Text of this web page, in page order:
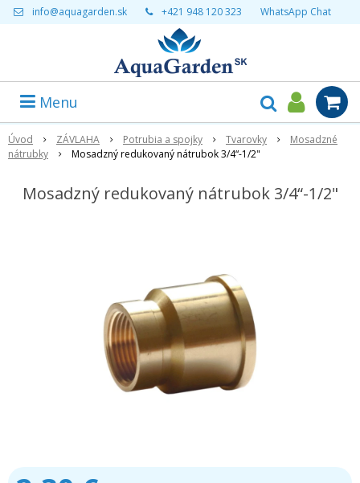
info@aquagarden.sk +421 948 120 323 WhatsApp Chat
Menu
Úvod ZÁVLAHA Potrubia a spojky Tvarovky
Mosadzné
nátrubky
Mosadzný redukovaný nátrubok 3/4“-1/2"
Mosadzný redukovaný nátrubok 3/4“-1/2"